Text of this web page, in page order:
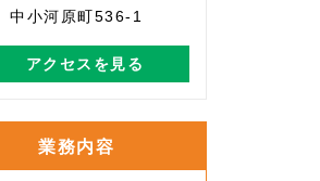
中小河原町536-1
アクセスを見る
業務内容